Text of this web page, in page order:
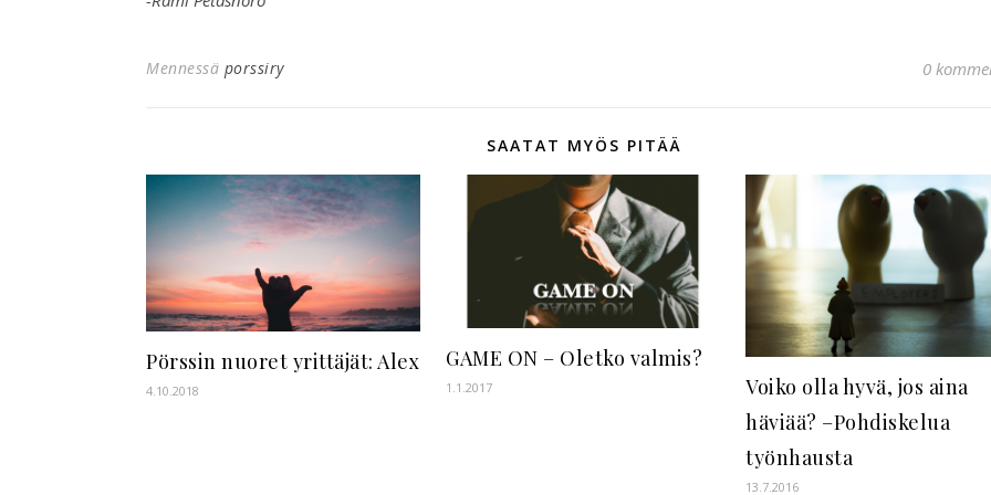
Mennessä porssiry 0
SAATAT MYÖS PITÄÄ
Pörssin nuoret yrittäjät: Alex
4.10.2018
GAME ON – Oletko valmis?
1.1.2017
Voiko olla hyvä, jos aina
häviää? –Pohdiskelua
työnhausta
13.7.2016